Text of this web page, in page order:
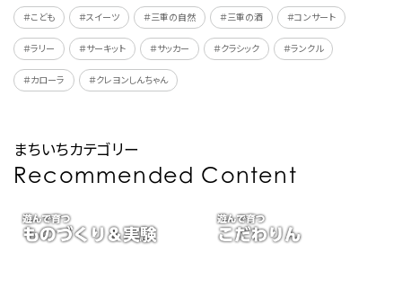
＃こども ＃スイーツ ＃三重の自然 ＃三重の酒 ＃コンサート
＃ラリー ＃サーキット ＃サッカー ＃クラシック ＃ランクル
＃カローラ ＃クレヨンしんちゃん
まちいちカテゴリー
Recommended Content